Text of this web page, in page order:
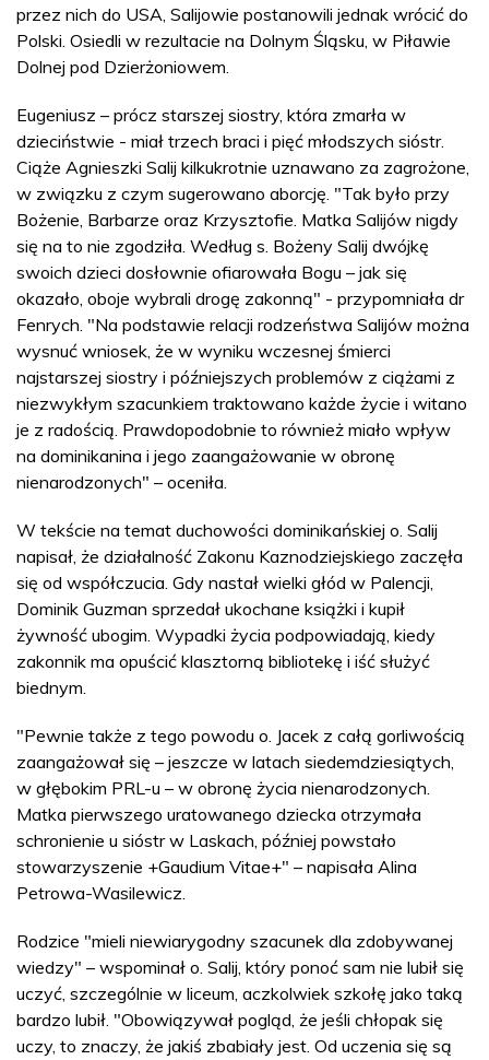
przez nich do USA, Salijowie postanowili jednak wrócić do
Polski. Osiedli w rezultacie na Dolnym Śląsku, w Piławie
Dolnej pod Dzierżoniowem.
Eugeniusz – prócz starszej siostry, która zmarła w
dzieciństwie - miał trzech braci i pięć młodszych sióstr.
Ciąże Agnieszki Salij kilkukrotnie uznawano za zagrożone,
w związku z czym sugerowano aborcję. "Tak było przy
Bożenie, Barbarze oraz Krzysztofie. Matka Salijów nigdy
się na to nie zgodziła. Według s. Bożeny Salij dwójkę
swoich dzieci dosłownie ofiarowała Bogu – jak się
okazało, oboje wybrali drogę zakonną" - przypomniała dr
Fenrych. "Na podstawie relacji rodzeństwa Salijów można
wysnuć wniosek, że w wyniku wczesnej śmierci
najstarszej siostry i późniejszych problemów z ciążami z
niezwykłym szacunkiem traktowano każde życie i witano
je z radością. Prawdopodobnie to również miało wpływ
na dominikanina i jego zaangażowanie w obronę
nienarodzonych" – oceniła.
W tekście na temat duchowości dominikańskiej o. Salij
napisał, że działalność Zakonu Kaznodziejskiego zaczęła
się od współczucia. Gdy nastał wielki głód w Palencji,
Dominik Guzman sprzedał ukochane książki i kupił
żywność ubogim. Wypadki życia podpowiadają, kiedy
zakonnik ma opuścić klasztorną bibliotekę i iść służyć
biednym.
"Pewnie także z tego powodu o. Jacek z całą gorliwością
zaangażował się – jeszcze w latach siedemdziesiątych,
w głębokim PRL-u – w obronę życia nienarodzonych.
Matka pierwszego uratowanego dziecka otrzymała
schronienie u sióstr w Laskach, później powstało
stowarzyszenie +Gaudium Vitae+" – napisała Alina
Petrowa-Wasilewicz.
Rodzice "mieli niewiarygodny szacunek dla zdobywanej
wiedzy" – wspominał o. Salij, który ponoć sam nie lubił się
uczyć, szczególnie w liceum, aczkolwiek szkołę jako taką
bardzo lubił. "Obowiązywał pogląd, że jeśli chłopak się
uczy, to znaczy, że jakiś zbabiały jest. Od uczenia się są